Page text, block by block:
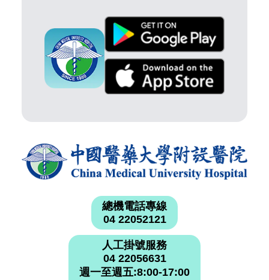
總機電話專線
04 22052121
人工掛號服務
04 22056631
週一至週五:8:00-17:00